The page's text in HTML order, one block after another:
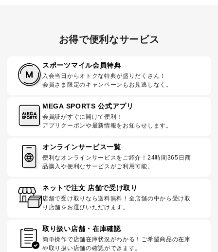
お得で便利なサービス
スポーツマイル会員特典
入会当日からオトクな特典が盛りだくさん！
会員さま限定のキャンペーンもお見逃しなく。
MEGA SPORTS 公式アプリ
会員証がすぐに開けて便利！
アプリクーポンや最新情報をお知らせします。
オンラインサービス一覧
便利なオンラインサービスをご紹介！24時間365日商
品購入や便利なサービスがご利用可能。
ネットで注文 店舗で受け取り
店舗で受け取りなら送料無料！全店舗の中から受け取
り店舗をお選びいただけます。
取り扱い店舗・在庫確認
簡単操作で店舗在庫状況がわかる！ご希望商品の在庫
や取り扱い店舗の確認ができます。